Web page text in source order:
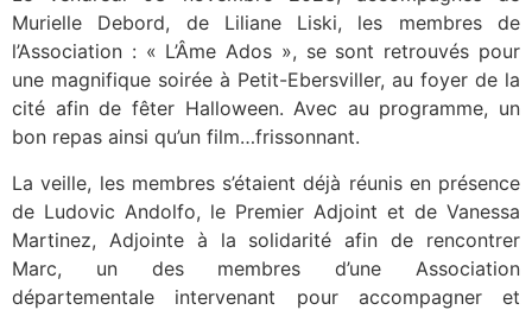
Murielle Debord, de Liliane Liski, les membres de
l’Association : « L’Âme Ados », se sont retrouvés pour
une magnifique soirée à Petit-Ebersviller, au foyer de la
cité afin de fêter Halloween. Avec au programme, un
bon repas ainsi qu’un film…frissonnant.
La veille, les membres s’étaient déjà réunis en présence
de Ludovic Andolfo, le Premier Adjoint et de Vanessa
Martinez, Adjointe à la solidarité afin de rencontrer
Marc, un des membres d’une Association
départementale intervenant pour accompagner et